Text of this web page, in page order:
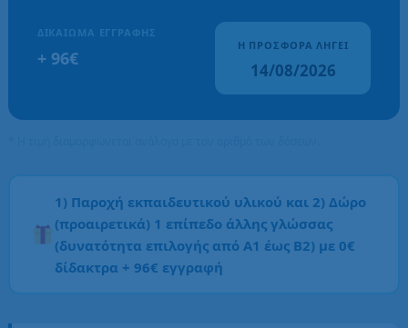
ΔΙΚΑΊΩΜΑ ΕΓΓΡΑΦΉΣ
+ 96€
Η ΠΡΟΣΦΟΡΆ ΛΉΓΕΙ
14/08/2026
1) Παροχή εκπαιδευτικού υλικού και 2) Δώρο
(προαιρετικά) 1 επίπεδο άλλης γλώσσας
(δυνατότητα επιλογής από Α1 έως Β2) με 0€
δίδακτρα + 96€ εγγραφή